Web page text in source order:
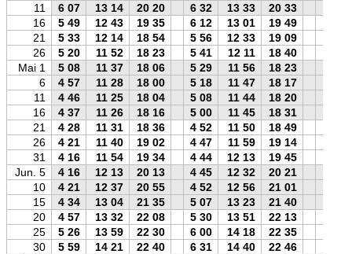
11
6 07 13 14 20 20 6 32 13 33 20 33
16
5 49 12 43 19 35 6 12 13 01 19 49
21
5 33 12 14 18 54 5 56 12 33 19 09
26
5 20 11 52 18 23 5 41 12 11 18 40
Mai 1
5 08 11 37 18 06 5 29 11 56 18 23
6
4 57 11 28 18 00 5 18 11 47 18 17
11
4 46 11 25 18 04 5 08 11 44 18 20
16
4 37 11 26 18 16 5 00 11 45 18 31
21
4 28 11 31 18 36 4 52 11 50 18 49
26
4 21 11 40 19 02 4 47 11 59 19 14
31
4 16 11 54 19 34 4 44 12 13 19 45
Jun. 5
4 16 12 13 20 13 4 45 12 32 20 21
10
4 21 12 37 20 55 4 52 12 56 21 01
15
4 34 13 04 21 35 5 07 13 23 21 40
20
4 57 13 32 22 08 5 30 13 51 22 13
25
5 26 13 59 22 30 6 00 14 18 22 35
30
5 59 14 21 22 40 6 31 14 40 22 46